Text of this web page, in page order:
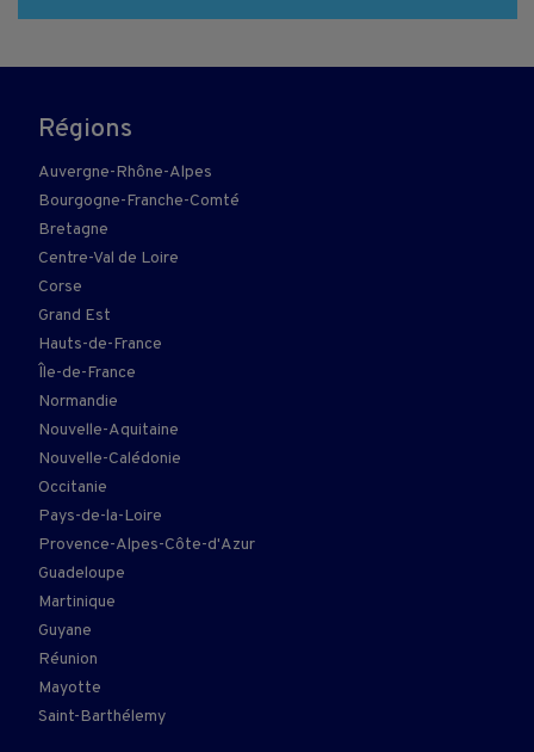
Régions
Auvergne-Rhône-Alpes
Bourgogne-Franche-Comté
Bretagne
Centre-Val de Loire
Corse
Grand Est
Hauts-de-France
Île-de-France
Normandie
Nouvelle-Aquitaine
Nouvelle-Calédonie
Occitanie
Pays-de-la-Loire
Provence-Alpes-Côte-d'Azur
Guadeloupe
Martinique
Guyane
Réunion
Mayotte
Saint-Barthélemy